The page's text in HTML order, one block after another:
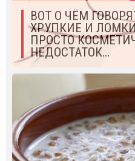
ВОТ О ЧЁМ
ХРУПКИЕ И
ПРОСТО
НЕДОСТАТОК…